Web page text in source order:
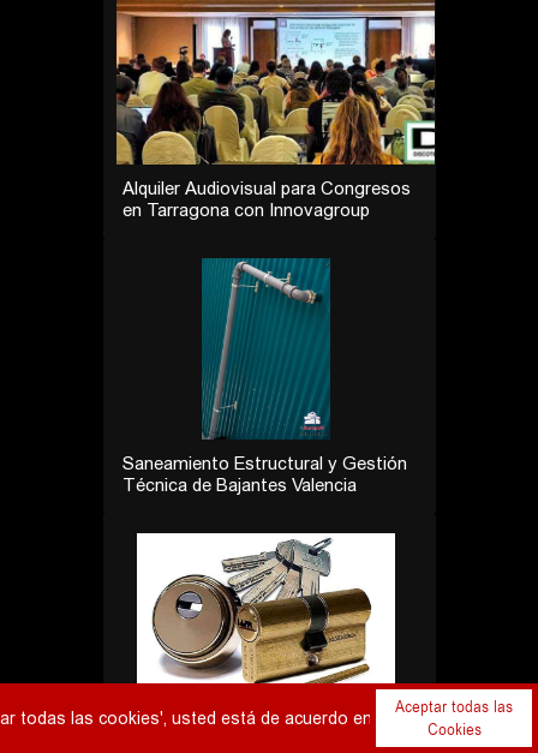
Reconstrucción de Baños en Los
Cardones | Desatasco Tenerife
Análisis de Puertas Acorazadas
CABMA | Puertas Blindadas
las cookies', usted está de acuerdo en que el navegador web
Aceptar todas las
Cookies